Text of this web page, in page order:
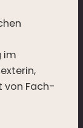
im
von Fach-